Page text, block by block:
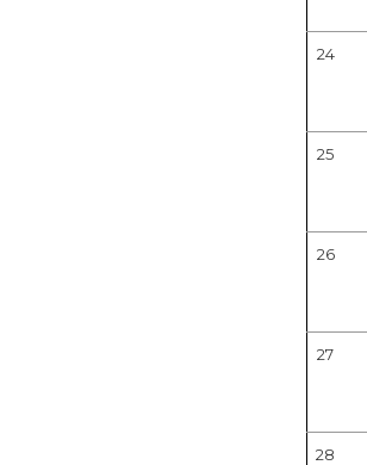
24
25
26
27
28